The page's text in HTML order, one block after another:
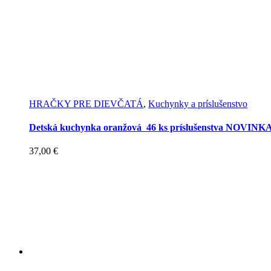
HRAČKY PRE DIEVČATÁ, Kuchynky a príslušenstvo
Detská kuchynka oranžová 46 ks príslušenstva
37,00 €